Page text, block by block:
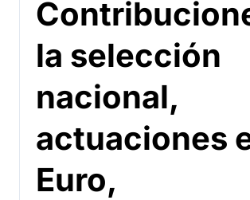
la selección
nacional,
actuaciones
Euro,